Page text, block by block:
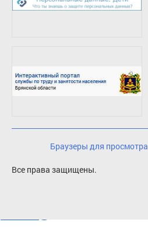
Браузеры для просмотра
Все права защищены.